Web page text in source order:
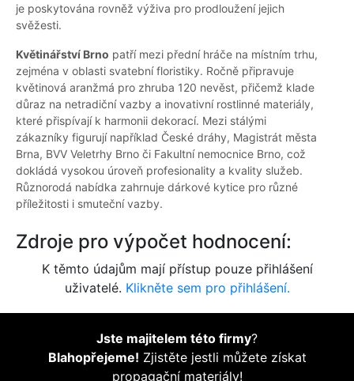
je poskytována rovněž výživa pro prodloužení jejich
svěžesti.
Květinářství Brno patří mezi přední hráče na místním trhu,
zejména v oblasti svatební floristiky. Ročně připravuje
květinová aranžmá pro zhruba 120 nevěst, přičemž klade
důraz na netradiční vazby a inovativní rostlinné materiály,
které přispívají k harmonii dekorací. Mezi stálými
zákazníky figurují například České dráhy, Magistrát města
Brna, BVV Veletrhy Brno či Fakultní nemocnice Brno, což
dokládá vysokou úroveň profesionality a kvality služeb.
Různorodá nabídka zahrnuje dárkové kytice pro různé
příležitosti i smuteční vazby.
Zdroje pro výpočet hodnocení:
K těmto údajům mají přístup pouze přihlášení
uživatelé. Klikněte sem pro přihlášení.
Jste majitelem této firmy?
Blahopřejeme! Zjistěte jestli můžete získat
propagační materiály!